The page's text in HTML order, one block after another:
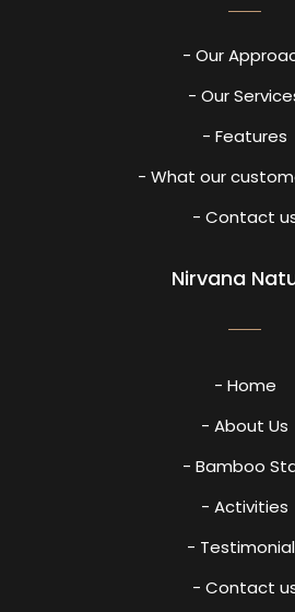
- Our
- Our
- Features
- What our
- Contact
Nirvana
- Home
- About Us
- Bamboo
- Activities
-
- Contact